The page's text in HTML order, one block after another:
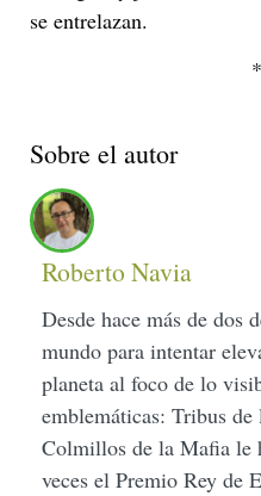
se entrelazan.
Sobre el autor
Roberto Navia
Desde hace más de dos
mundo para intentar
planeta al foco de lo
emblemáticas: Tribus
Colmillos de la Mafia le
veces el Premio Rey de